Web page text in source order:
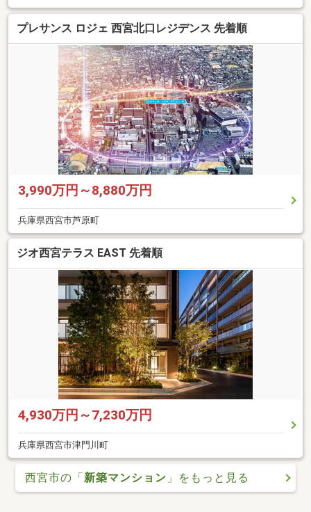
プレサンス ロジェ 西宮北口レジデンス 先着順
3,990万円～8,880万円
兵庫県西宮市芦原町
ジオ西宮テラス EAST 先着順
4,930万円～7,230万円
兵庫県西宮市津門川町
西宮市の「新築マンション 」をもっと見る